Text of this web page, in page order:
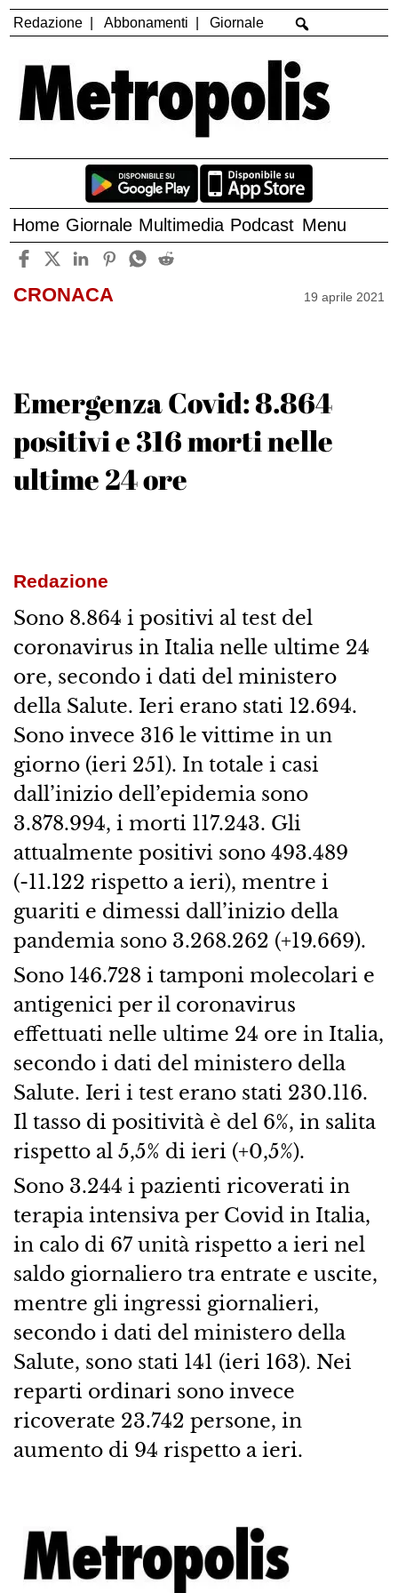
Redazione Abbonamenti Giornale
Home Giornale Multimedia Podcast Menu
CRONACA 19 aprile 2021
Emergenza Covid: 8.864
positivi e 316 morti nelle
ultime 24 ore
Redazione
Sono 8.864 i positivi al test del
coronavirus in Italia nelle ultime 24
ore, secondo i dati del ministero
della Salute. Ieri erano stati 12.694.
Sono invece 316 le vittime in un
giorno (ieri 251). In totale i casi
dall’inizio dell’epidemia sono
3.878.994, i morti 117.243. Gli
attualmente positivi sono 493.489
(-11.122 rispetto a ieri), mentre i
guariti e dimessi dall’inizio della
pandemia sono 3.268.262 (+19.669).
Sono 146.728 i tamponi molecolari e
antigenici per il coronavirus
effettuati nelle ultime 24 ore in Italia,
secondo i dati del ministero della
Salute. Ieri i test erano stati 230.116.
Il tasso di positività è del 6%, in salita
rispetto al 5,5% di ieri (+0,5%).
Sono 3.244 i pazienti ricoverati in
terapia intensiva per Covid in Italia,
in calo di 67 unità rispetto a ieri nel
saldo giornaliero tra entrate e uscite,
mentre gli ingressi giornalieri,
secondo i dati del ministero della
Salute, sono stati 141 (ieri 163). Nei
reparti ordinari sono invece
ricoverate 23.742 persone, in
aumento di 94 rispetto a ieri.